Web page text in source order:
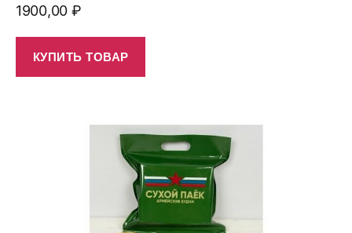
1900,00 ₽
КУПИТЬ ТОВАР